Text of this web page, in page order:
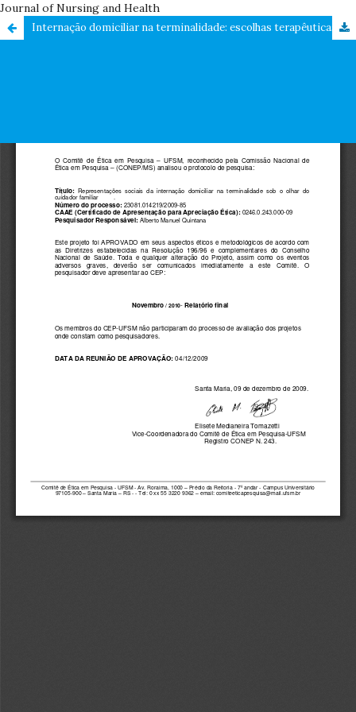
Journal of Nursing and Health
Internação domiciliar na terminalidade: escolhas terapêuticas e medidas de conforto no olhar do cuidador